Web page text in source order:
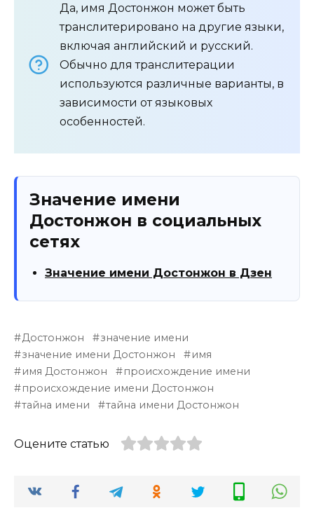
Да, имя Достонжон может быть
транслитерировано на другие языки,
включая английский и русский.
Обычно для транслитерации
используются различные варианты, в
зависимости от языковых
особенностей.
Значение имени
Достонжон в социальных
сетях
Значение имени Достонжон в Дзен
Достонжон
значение имени
значение имени Достонжон
имя
имя Достонжон
происхождение имени
происхождение имени Достонжон
тайна имени
тайна имени Достонжон
Оцените статью